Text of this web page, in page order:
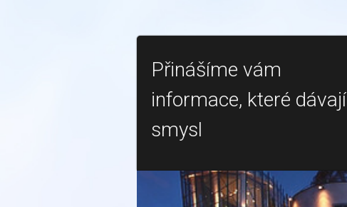
Přinášíme vám
informace, které dávají
smysl